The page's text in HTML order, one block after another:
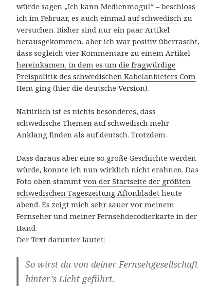
würde sagen „Ich kann Medienmogul“ – beschloss
ich im Februar, es auch einmalauf schwedisch zu
versuchen. Bisher sind nur ein paar Artikel
herausgekommen, aber ich war positiv überrascht,
dass sogleich vier Kommentare zu einem Artikel
hereinkamen, in dem es um die fragwürdige
Preispolitik des schwedischen Kabelanbieters Com
Hem ging (hierdie deutsche Version).
Natürlich ist es nichts besonderes, dass
schwedische Themen auf schwedisch mehr
Anklang finden als auf deutsch. Trotzdem.
Dass daraus aber eine so große Geschichte werden
würde, konnte ich nun wirklich nicht erahnen. Das
Foto oben stammtvon der Startseite der größten
schwedischen Tageszeitung Aftonbladet heute
abend. Es zeigt mich sehr sauer vor meinem
Fernseher und meiner Fernsehdecodierkarte in der
Hand.
Der Text darunter lautet:
So wirst du von deiner Fernsehgesellschaft
hinter’s Licht geführt.